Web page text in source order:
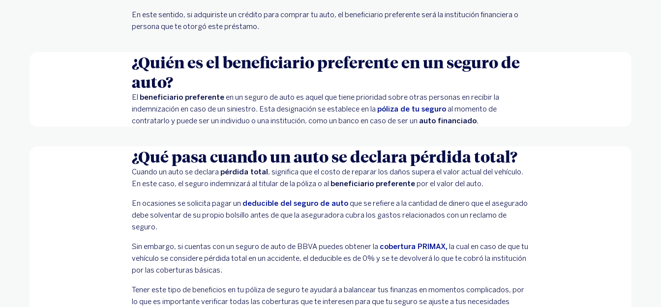
En este sentido, si adquiriste un crédito para comprar tu auto, el beneficiario preferente será la institución financiera o
persona que te otorgó este préstamo.
¿Quién es el beneficiario preferente en un seguro de
auto?
El beneficiario preferente en un seguro de auto es aquel que tiene prioridad sobre otras personas en recibir la
indemnización en caso de un siniestro. Esta designación se establece en la póliza de tu seguro al momento de
contratarlo y puede ser un individuo o una institución, como un banco en caso de ser un auto financiado.
¿Qué pasa cuando un auto se declara pérdida total?
Cuando un auto se declara pérdida total, significa que el costo de reparar los daños supera el valor actual del vehículo.
En este caso, el seguro indemnizará al titular de la póliza o al beneficiario preferentepor el valor del auto.
En ocasiones se solicita pagar un deducible del seguro de auto que se refiere a la cantidad de dinero que el asegurado
debe solventar de su propio bolsillo antes de que la aseguradora cubra los gastos relacionados con un reclamo de
seguro.
Sin embargo, si cuentas con un seguro de auto de BBVA puedes obtener la cobertura PRIMAX,la cual en caso de que tu
vehículo se considere pérdida total en un accidente, el deducible es de 0% y se te devolverá lo que te cobró la institución
por las coberturas básicas.
Tener este tipo de beneficios en tu póliza de seguro te ayudará a balancear tus finanzas en momentos complicados, por
lo que es importante verificar todas las coberturas que te interesen para que tu seguro se ajuste a tus necesidades